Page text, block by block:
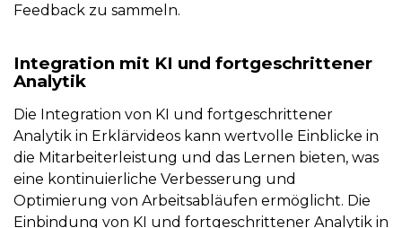
Feedback zu sammeln.
Integration mit KI und fortgeschrittener
Analytik
Die Integration von KI und fortgeschrittener
Analytik in Erklärvideos kann wertvolle Einblicke in
die Mitarbeiterleistung und das Lernen bieten, was
eine kontinuierliche Verbesserung und
Optimierung von Arbeitsabläufen ermöglicht. Die
Einbindung von KI und fortgeschrittener Analytik in